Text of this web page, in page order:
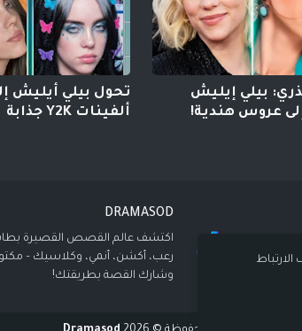
بيلي إيليش
عروس هندية!
تحول بيلي أيليش
ألفينات Y2K جذابة
DRAMASOD
اكتشف عالم القصص القصيرة
رعب، أكشن، أنمي، وكلاسيك –
وشارك القصة بطريقتك!